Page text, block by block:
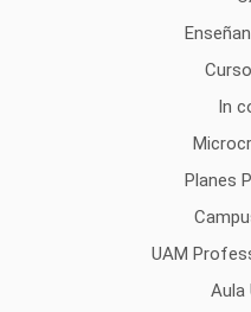
In
Planes
UAM
Aula